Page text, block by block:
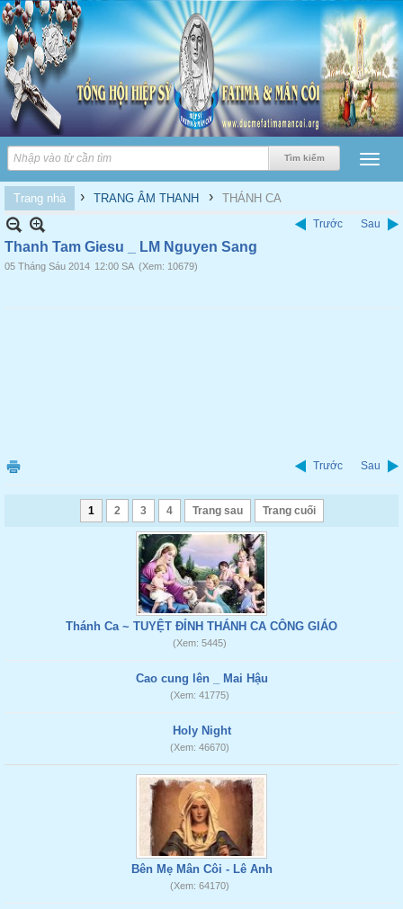
Trang nhà › TRANG ÂM THANH › THÁNH CA
Trước Sau
Thanh Tam Giesu _ LM Nguyen Sang
05 Tháng Sáu 2014 12:00 SA (Xem: 10679)
Trước Sau
1 2 3 4 Trang sau Trang cuối
Thánh Ca ~ TUYỆT ĐỈNH THÁNH CA CÔNG GIÁO
(Xem: 5445)
Cao cung lên _ Mai Hậu
(Xem: 41775)
Holy Night
(Xem: 46670)
Bên Mẹ Mân Côi - Lê Anh
(Xem: 64170)